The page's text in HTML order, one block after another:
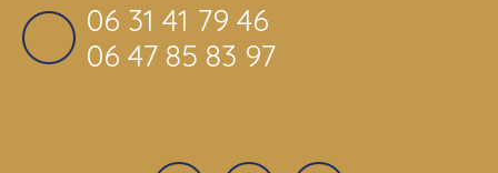
06 31 41 79 46
06 47 85 83 97